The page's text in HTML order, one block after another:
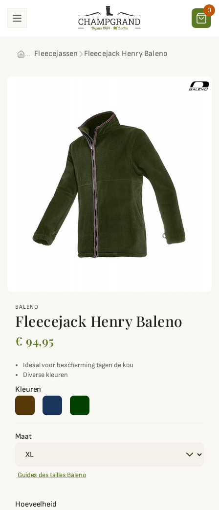
0
Fleecejassen Fleecejack Henry Baleno
BALENO
Fleecejack Henry Baleno
€ 94,95
Ideaal voor bescherming tegen de kou
Diverse kleuren
Kleuren
Maat
Guides des tailles Baleno
Hoeveelheid